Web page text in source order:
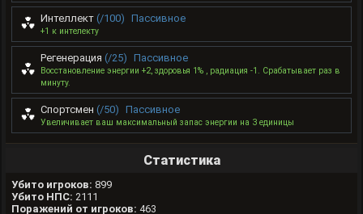
Интеллект (/100) Пассивное
+1 к интелекту
Регенерация (/25) Пассивное
Восстановление энергии +2, здоровья 1% , радиация -1. Срабатывает раз в
минуту.
Спортсмен (/50) Пассивное
Увеличивает ваш максимальный запас энергии на 3 единицы
Статистика
Убито игроков: 899
Убито НПС: 2111
Поражений от игроков: 463